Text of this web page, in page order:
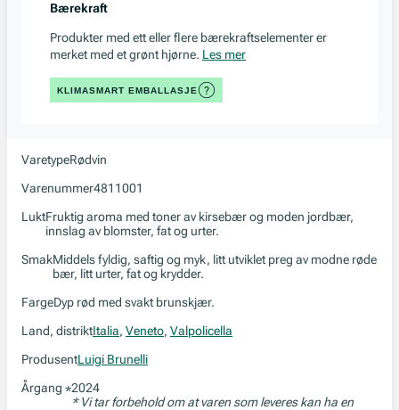
Bærekraft
Produkter med ett eller flere bærekraftselementer er
merket med et grønt hjørne. Les mer
KLIMASMART EMBALLASJE
VaretypeRødvin
Varenummer4811001
LuktFruktig aroma med toner av kirsebær og moden jordbær,
innslag av blomster, fat og urter.
SmakMiddels fyldig, saftig og myk, litt utviklet preg av modne røde
bær, litt urter, fat og krydder.
FargeDyp rød med svakt brunskjær.
Land, distriktItalia, Veneto, Valpolicella
ProdusentLuigi Brunelli
Årgang *2024
* Vi tar forbehold om at varen som leveres kan ha en